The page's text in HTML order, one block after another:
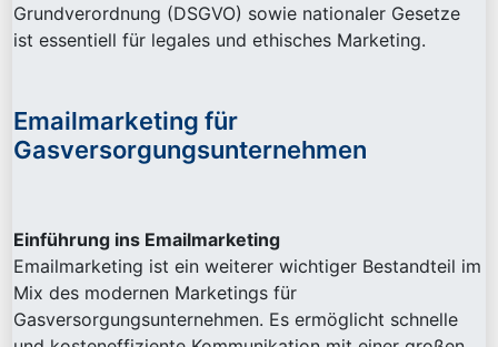
Grundverordnung (DSGVO) sowie nationaler Gesetze
ist essentiell für legales und ethisches Marketing.
Emailmarketing für
Gasversorgungsunternehmen
Einführung ins Emailmarketing
Emailmarketing ist ein weiterer wichtiger Bestandteil im
Mix des modernen Marketings für
Gasversorgungsunternehmen. Es ermöglicht schnelle